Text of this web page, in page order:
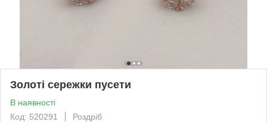
Золоті сережки пусети
В наявності
Код: 520291
Роздріб